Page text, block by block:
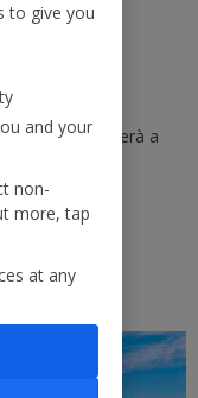
vendita, ti aiuterà a
to give you
and your
non-
more, tap
at any